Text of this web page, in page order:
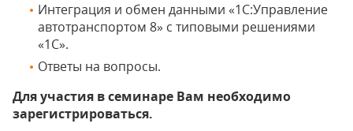
Интеграция и обмен данными «1С:Управление
автотранспортом 8» с типовыми решениями
«1С».
Ответы на вопросы.
Для участия в семинаре Вам необходимо
зарегистрироваться.